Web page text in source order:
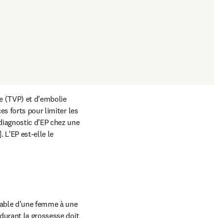
(TVP) et d’embolie
forts pour limiter les
d’EP chez une
est-elle le
d’une femme à une
la grossesse doit